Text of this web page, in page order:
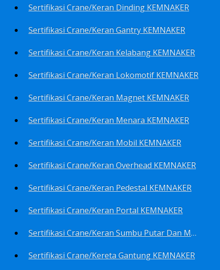
Sertifikasi Crane/Keran Dinding KEMNAKER
Sertifikasi Crane/Keran Gantry KEMNAKER
Sertifikasi Crane/Keran Kelabang KEMNAKER
Sertifikasi Crane/Keran Lokomotif KEMNAKER
Sertifikasi Crane/Keran Magnet KEMNAKER
Sertifikasi Crane/Keran Menara KEMNAKER
Sertifikasi Crane/Keran Mobil KEMNAKER
Sertifikasi Crane/Keran Overhead KEMNAKER
Sertifikasi Crane/Keran Pedestal KEMNAKER
Sertifikasi Crane/Keran Portal KEMNAKER
Sertifikasi Crane/Keran Sumbu Putar Dan Mesin Pancang KEMNAKER
Sertifikasi Crane/Kereta Gantung KEMNAKER